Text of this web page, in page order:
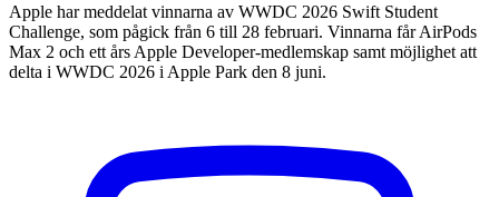
Apple har meddelat vinnarna av WWDC 2026 Swift Student
Challenge, som pågick från 6 till 28 februari. Vinnarna får AirPods
Max 2 och ett års Apple Developer-medlemskap samt möjlighet att
delta i WWDC 2026 i Apple Park den 8 juni.